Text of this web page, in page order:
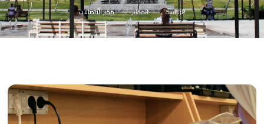
الرئيسية المخابر مخبر الاتصالات